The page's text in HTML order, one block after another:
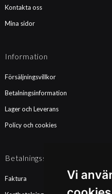
Vi
Kontakta oss
Mina sidor
Information
Försäljningsvillkor
Betalningsinformation
Lager och Leverans
Policy och cookies
Betalningssätt
Faktura